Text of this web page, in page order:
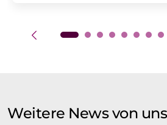
Weitere News von